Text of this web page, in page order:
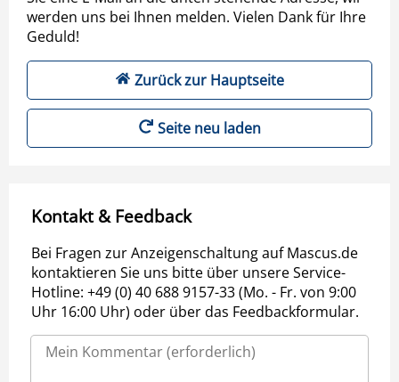
werden uns bei Ihnen melden. Vielen Dank für Ihre
Geduld!
Zurück zur Hauptseite
Seite neu laden
Kontakt & Feedback
Bei Fragen zur Anzeigenschaltung auf Mascus.de
kontaktieren Sie uns bitte über unsere Service-
Hotline: +49 (0) 40 688 9157-33 (Mo. - Fr. von 9:00
Uhr 16:00 Uhr) oder über das Feedbackformular.